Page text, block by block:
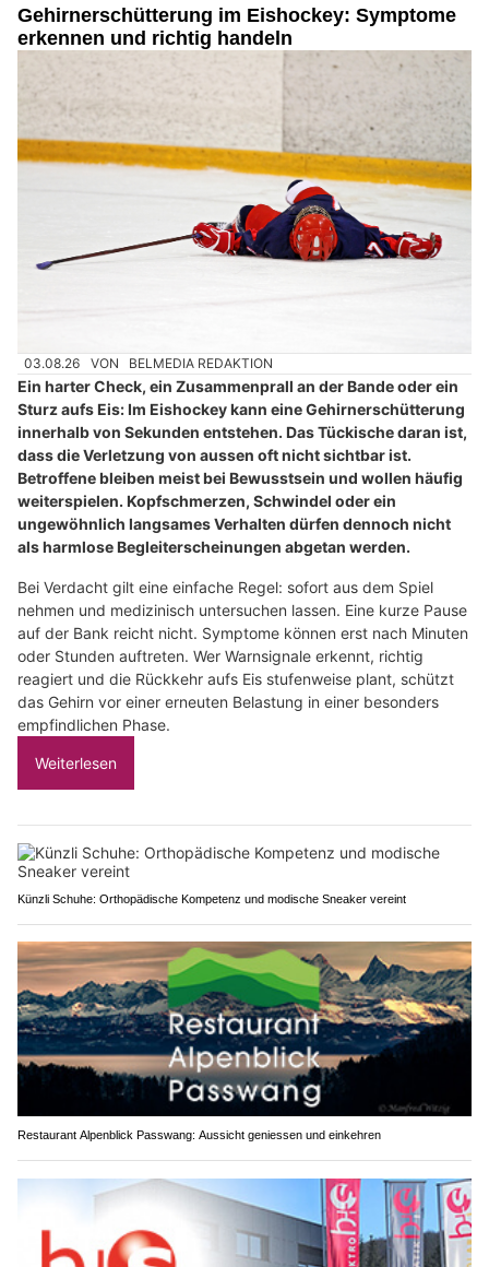
Gehirnerschütterung im Eishockey: Symptome
erkennen und richtig handeln
03.08.26 VON BELMEDIA REDAKTION
Ein harter Check, ein Zusammenprall an der Bande oder ein
Sturz aufs Eis: Im Eishockey kann eine Gehirnerschütterung
innerhalb von Sekunden entstehen. Das Tückische daran ist,
dass die Verletzung von aussen oft nicht sichtbar ist.
Betroffene bleiben meist bei Bewusstsein und wollen häufig
weiterspielen. Kopfschmerzen, Schwindel oder ein
ungewöhnlich langsames Verhalten dürfen dennoch nicht
als harmlose Begleiterscheinungen abgetan werden.
Bei Verdacht gilt eine einfache Regel: sofort aus dem Spiel
nehmen und medizinisch untersuchen lassen. Eine kurze Pause
auf der Bank reicht nicht. Symptome können erst nach Minuten
oder Stunden auftreten. Wer Warnsignale erkennt, richtig
reagiert und die Rückkehr aufs Eis stufenweise plant, schützt
das Gehirn vor einer erneuten Belastung in einer besonders
empfindlichen Phase.
Weiterlesen
Künzli Schuhe: Orthopädische Kompetenz und modische Sneaker vereint
Restaurant Alpenblick Passwang: Aussicht geniessen und einkehren